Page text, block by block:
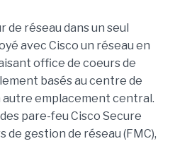
de réseau dans un seul
avec Cisco un réseau en
office de coeurs de
basés au centre de
autre emplacement central.
pare-feu Cisco Secure
de gestion de réseau (FMC),